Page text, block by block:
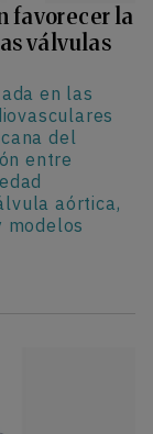
favorecer la
válvulas
en las
del
entre
aórtica,
modelos